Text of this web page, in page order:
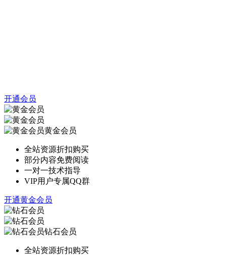
开通会员
黄金会员
全站资源折扣购买
部分内容免费阅读
一对一技术指导
VIP用户专属QQ群
开通黄金会员
钻石会员
全站资源折扣购买